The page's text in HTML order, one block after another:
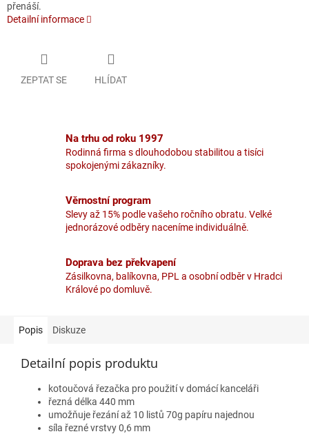
přenáší.
Detailní informace
ZEPTAT SE HLÍDAT
Na trhu od roku 1997
Rodinná firma s dlouhodobou stabilitou a tisíci
spokojenými zákazníky.
Věrnostní program
Slevy až 15% podle vašeho ročního obratu. Velké
jednorázové odběry naceníme individuálně.
Doprava bez překvapení
Zásilkovna, balíkovna, PPL a osobní odběr v Hradci
Králové po domluvě.
Popis Diskuze
Detailní popis produktu
kotoučová řezačka pro použití v domácí kanceláři
řezná délka 440 mm
umožňuje řezání až 10 listů 70g papíru najednou
síla řezné vrstvy 0,6 mm